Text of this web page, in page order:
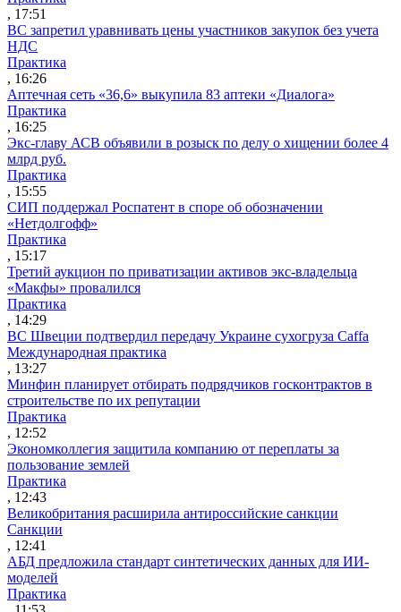
, 17:51
ВС запретил уравнивать цены участников закупок без учета
НДС
Практика
, 16:26
Аптечная сеть «36,6» выкупила 83 аптеки «Диалога»
Практика
, 16:25
Экс-главу АСВ объявили в розыск по делу о хищении более 4
млрд руб.
Практика
, 15:55
СИП поддержал Роспатент в споре об обозначении
«Нетдолгофф»
Практика
, 15:17
Третий аукцион по приватизации активов экс-владельца
«Макфы» провалился
Практика
, 14:29
ВС Швеции подтвердил передачу Украине сухогруза Caffa
Международная практика
, 13:27
Минфин планирует отбирать подрядчиков госконтрактов в
строительстве по их репутации
Практика
, 12:52
Экономколлегия защитила компанию от переплаты за
пользование землей
Практика
, 12:43
Великобритания расширила антироссийские санкции
Санкции
, 12:41
АБД предложила стандарт синтетических данных для ИИ-
моделей
Практика